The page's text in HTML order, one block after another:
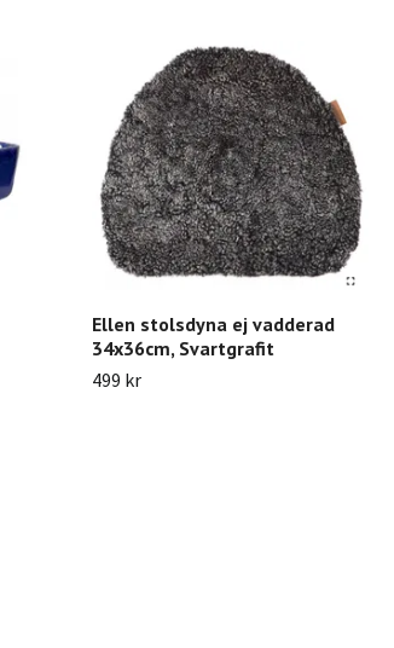
Ellen stolsdyna ej vadderad
34x36cm, Svartgrafit
499 kr